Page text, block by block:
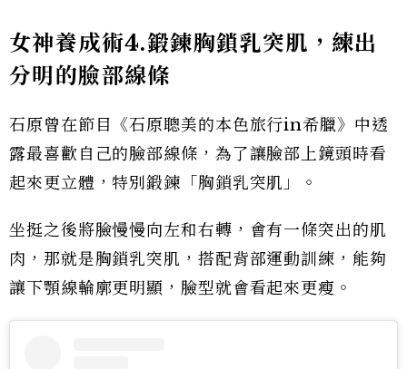
女神養成術4.鍛鍊胸鎖乳突肌，練出
分明的臉部線條
石原曾在節目《石原聰美的本色旅行in希臘》中透
露最喜歡自己的臉部線條，為了讓臉部上鏡頭時看
起來更立體，特別鍛鍊「胸鎖乳突肌」。
坐挺之後將臉慢慢向左和右轉，會有一條突出的肌
肉，那就是胸鎖乳突肌，搭配背部運動訓練，能夠
讓下顎線輪廓更明顯，臉型就會看起來更瘦。